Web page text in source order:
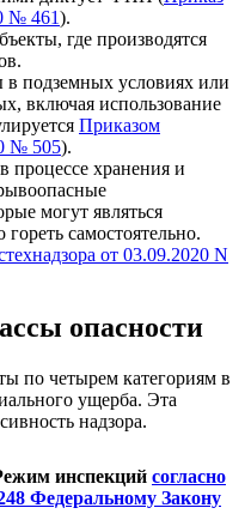
№ 461).
где производятся
подземных условиях или
включая использование
Приказом
№ 505).
процессе хранения и
могут являться
самостоятельно.
от 03.09.2020 N
опасности
по четырем категориям в
ущерба. Эта
надзора.
инспекций согласно
Федеральному Закону